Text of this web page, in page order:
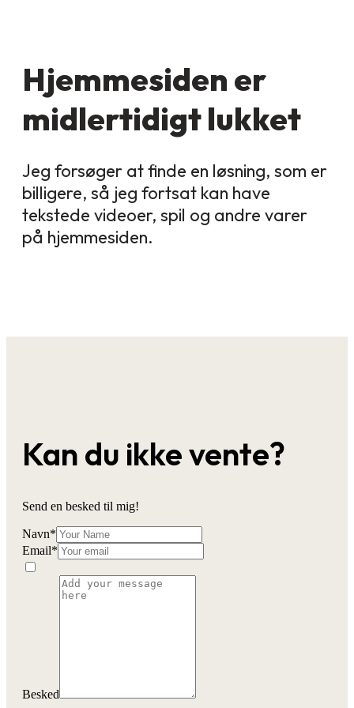
Hjemmesiden er
midlertidigt lukket
Jeg forsøger at finde en løsning, som er
billigere, så jeg fortsat kan have
tekstede videoer, spil og andre varer
på hjemmesiden.
Kan du ikke vente?
Send en besked til mig!
Navn*
Email*
Besked